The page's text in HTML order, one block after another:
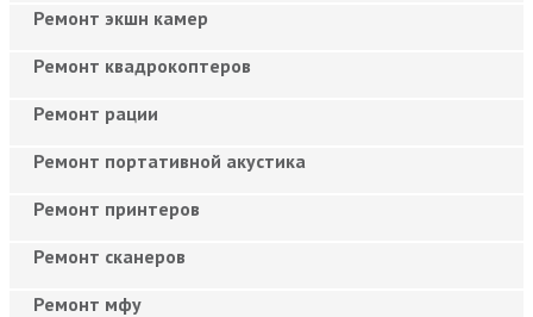
Ремонт экшн камер
Ремонт квадрокоптеров
Ремонт рации
Ремонт портативной акустика
Ремонт принтеров
Ремонт сканеров
Ремонт мфу